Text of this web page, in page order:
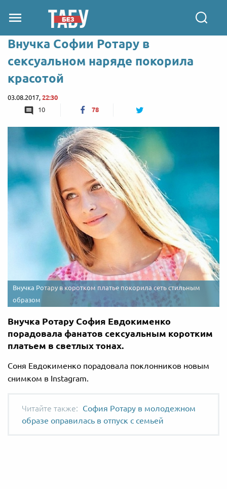
Внучка Софии Ротару в
сексуальном наряде покорила
красотой
03.08.2017, 22:30
10
78
Внучка Ротару в коротком платье покорила сеть стильным
образом
Внучка Ротару София Евдокименко
порадовала фанатов сексуальным коротким
платьем в светлых тонах.
Соня Евдокименко порадовала поклонников новым
снимком в Instagram.
София Ротару в молодежном
образе оправилась в отпуск с семьей